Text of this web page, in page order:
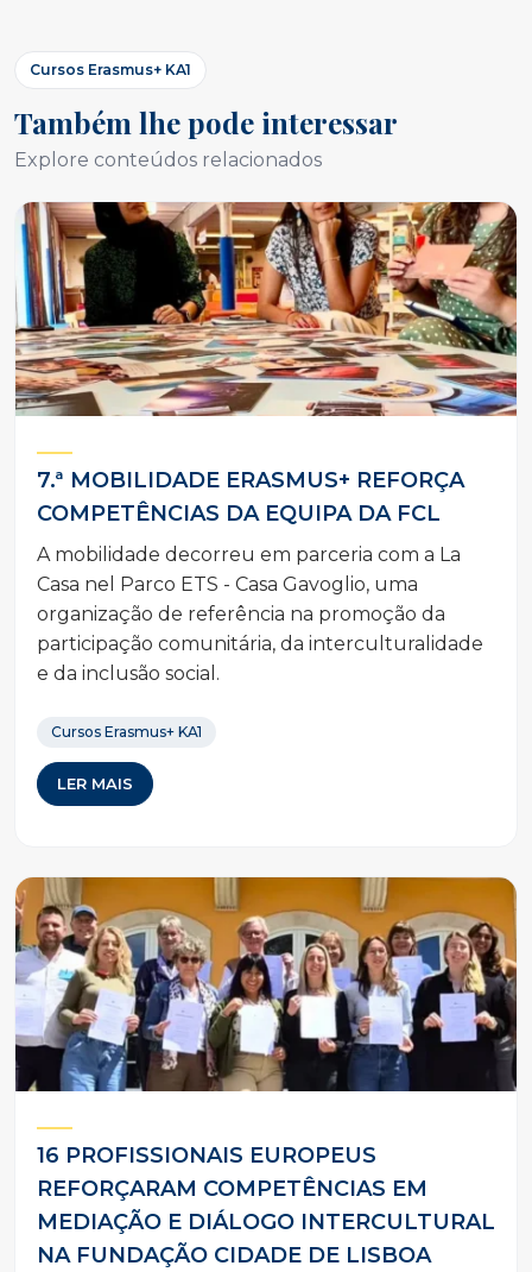
Cursos Erasmus+ KA1
Também lhe pode interessar
Explore conteúdos relacionados
7.ª MOBILIDADE ERASMUS+ REFORÇA
COMPETÊNCIAS DA EQUIPA DA FCL
A mobilidade decorreu em parceria com a La
Casa nel Parco ETS - Casa Gavoglio, uma
organização de referência na promoção da
participação comunitária, da interculturalidade
e da inclusão social.
Cursos Erasmus+ KA1
LER MAIS
16 PROFISSIONAIS EUROPEUS
REFORÇARAM COMPETÊNCIAS EM
MEDIAÇÃO E DIÁLOGO INTERCULTURAL
NA FUNDAÇÃO CIDADE DE LISBOA